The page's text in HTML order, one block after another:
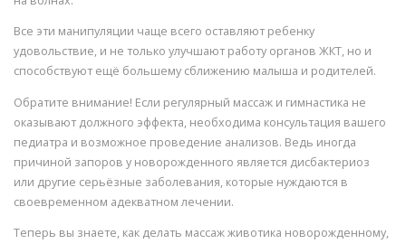
Все эти манипуляции чаще всего оставляют ребенку
удовольствие, и не только улучшают работу органов ЖКТ, но и
способствуют ещё большему сближению малыша и родителей.
Обратите внимание! Если регулярный массаж и гимнастика не
оказывают должного эффекта, необходима консультация вашего
педиатра и возможное проведение анализов. Ведь иногда
причиной запоров у новорожденного является дисбактериоз
или другие серьёзные заболевания, которые нуждаются в
своевременном адекватном лечении.
Теперь вы знаете, как делать массаж животика новорожденному,